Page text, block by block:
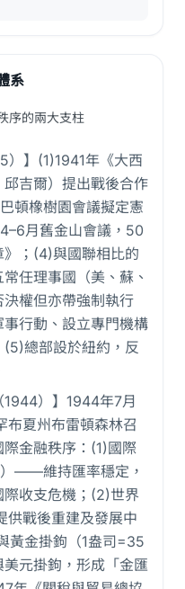
系
序的兩大支柱
）】(1)1941年《大西
吉爾）提出戰後合作
頓橡樹園會議擬定憲
月舊金山會議，50
；(4)與國聯相比的
任理事國（美、蘇、
權但亦帶強制執行
行動、設立專門機構
(5)總部設於紐約，反
1944）】1944年7月
布夏州布雷頓森林召
金融秩序：(1)國際
——維持匯率穩定，
收支危機；(2)世界
戰後重建及發展中
黃金掛鉤（1盎司=35
元掛鉤，形成「金匯